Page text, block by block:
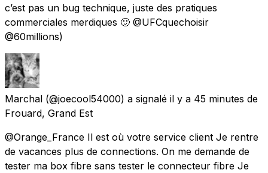
c’est pas un bug technique, juste des pratiques
commerciales merdiques 🙂 @UFCquechoisir
@60millions)
Marchal (@joecool54000) a signalé il y a 45 minutes de
Frouard, Grand Est
@Orange_France Il est où votre service client Je rentre
de vacances plus de connections. On me demande de
tester ma box fibre sans tester le connecteur fibre Je